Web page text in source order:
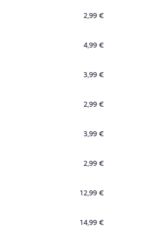
2,99 €
4,99 €
3,99 €
2,99 €
3,99 €
2,99 €
12,99 €
14,99 €